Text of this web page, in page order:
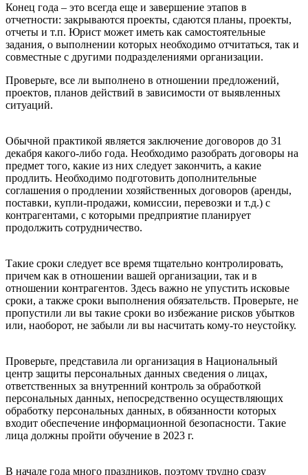
Конец года – это всегда еще и завершение этапов в
отчетности: закрываются проекты, сдаются планы, проекты,
отчеты и т.п. Юрист может иметь как самостоятельные
задания, о выполнении которых необходимо отчитаться, так и
совместные с другими подразделениями организации.
Проверьте, все ли выполнено в отношении предложений,
проектов, планов действий в зависимости от выявленных
ситуаций.
Обычной практикой является заключение договоров до 31
декабря какого-либо года. Необходимо разобрать договоры на
предмет того, какие из них следует закончить, а какие
продлить. Необходимо подготовить дополнительные
соглашения о продлении хозяйственных договоров (аренды,
поставки, купли-продажи, комиссии, перевозки и т.д.) с
контрагентами, с которыми предприятие планирует
продолжить сотрудничество.
Такие сроки следует все время тщательно контролировать,
причем как в отношении вашей организации, так и в
отношении контрагентов. Здесь важно не упустить исковые
сроки, а также сроки выполнения обязательств. Проверьте, не
пропустили ли вы такие сроки во избежание рисков убытков
или, наоборот, не забыли ли вы насчитать кому-то неустойку.
Проверьте, представила ли организация в Национальный
центр защиты персональных данных сведения о лицах,
ответственных за внутренний контроль за обработкой
персональных данных, непосредственно осуществляющих
обработку персональных данных, в обязанности которых
входит обеспечение информационной безопасности. Такие
лица должны пройти обучение в 2023 г.
В начале года много праздников, поэтому трудно сразу